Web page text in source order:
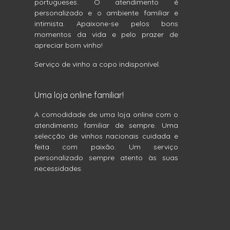
portugueses. O atendimento é
personalizado e o ambiente familiar e
intimista. Apaixone-se pelos bons
momentos da vida e pelo prazer de
apreciar bom vinho!
Serviço de vinho a copo indisponível.
Uma loja online familiar!
A comodidade de uma loja online com o
atendimento familiar de sempre. Uma
selecção de vinhos nacionais cuidada e
feita com paixão. Um serviço
personalizado sempre atento às suas
necessidades.